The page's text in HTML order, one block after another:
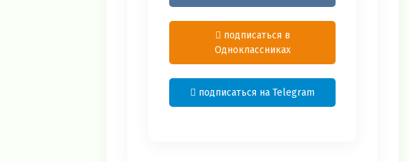
подписаться в
Одноклассниках
подписаться на Telegram